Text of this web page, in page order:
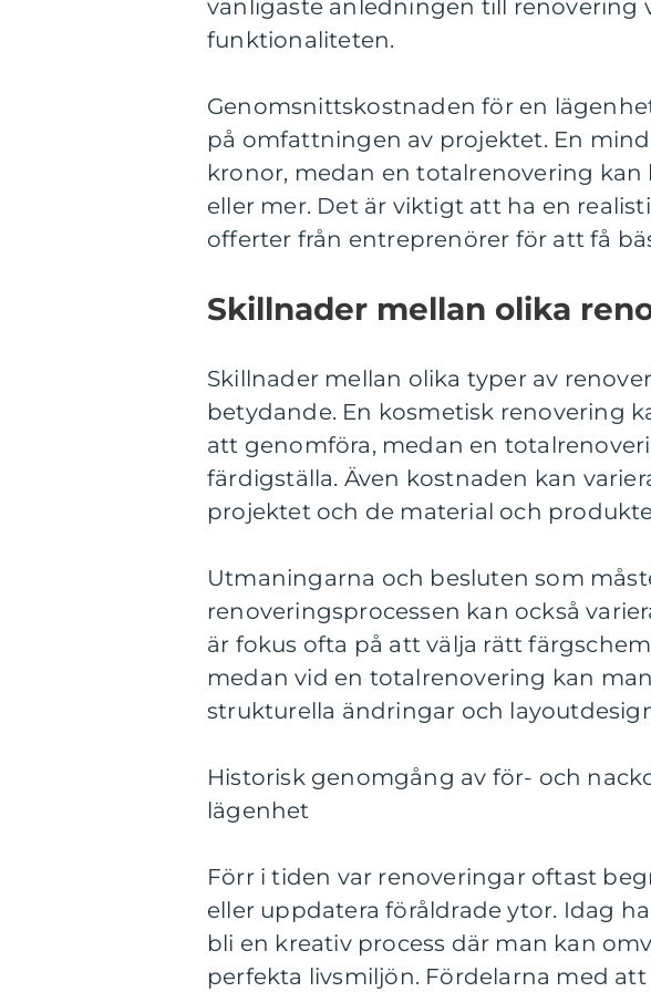
vanligaste anledningen till renovering
funktionaliteten.
Genomsnittskostnaden för en
på omfattningen av projektet. En
kronor, medan en totalrenovering
eller mer. Det är viktigt att ha en
offerter från entreprenörer för att få
Skillnader mellan olika
Skillnader mellan olika typer av
betydande. En kosmetisk renovering
att genomföra, medan en
färdigställa. Även kostnaden kan
projektet och de material och
Utmaningarna och besluten som
renoveringsprocessen kan också
är fokus ofta på att välja rätt
medan vid en totalrenovering kan
strukturella ändringar och
Historisk genomgång av för- och
lägenhet
Förr i tiden var renoveringar oftast
eller uppdatera föråldrade ytor. Idag
bli en kreativ process där man kan
perfekta livsmiljön. Fördelarna med